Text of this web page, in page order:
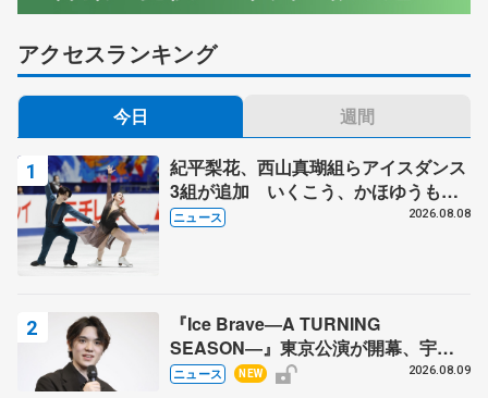
アクセスランキング
今日 週間
紀平梨花、西山真瑚組らアイスダンス
3組が追加 いくこう、かほゆうも、
木下グループ杯
ニュース 2026.08.08
『Ice Brave―A TURNING
SEASON―』東京公演が開幕、宇野
昌磨の『Ice Brave』にかける思いを
ニュース NEW 2026.08.09